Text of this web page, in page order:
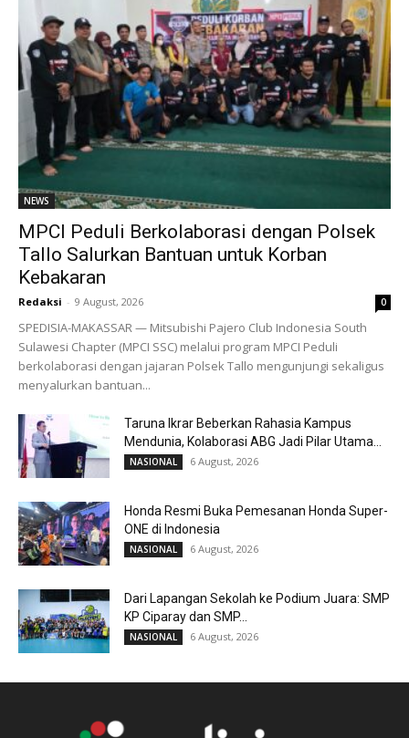
NEWS
MPCI Peduli Berkolaborasi dengan Polsek
Tallo Salurkan Bantuan untuk Korban
Kebakaran
Redaksi - 9 August, 2026 0
SPEDISIA-MAKASSAR — Mitsubishi Pajero Club Indonesia South
Sulawesi Chapter (MPCI SSC) melalui program MPCI Peduli
berkolaborasi dengan jajaran Polsek Tallo mengunjungi sekaligus
menyalurkan bantuan...
Taruna Ikrar Beberkan Rahasia Kampus
Mendunia, Kolaborasi ABG Jadi Pilar Utama...
NASIONAL 6 August, 2026
Honda Resmi Buka Pemesanan Honda Super-
ONE di Indonesia
NASIONAL 6 August, 2026
Dari Lapangan Sekolah ke Podium Juara: SMP
KP Ciparay dan SMP...
NASIONAL 6 August, 2026